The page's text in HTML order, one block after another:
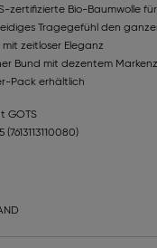
zertifizierte Bio-Baumwolle
Tragegefühl den
zeitloser Eleganz
Bund mit dezentem
Pack erhältlich
GOTS
(7613113110080)